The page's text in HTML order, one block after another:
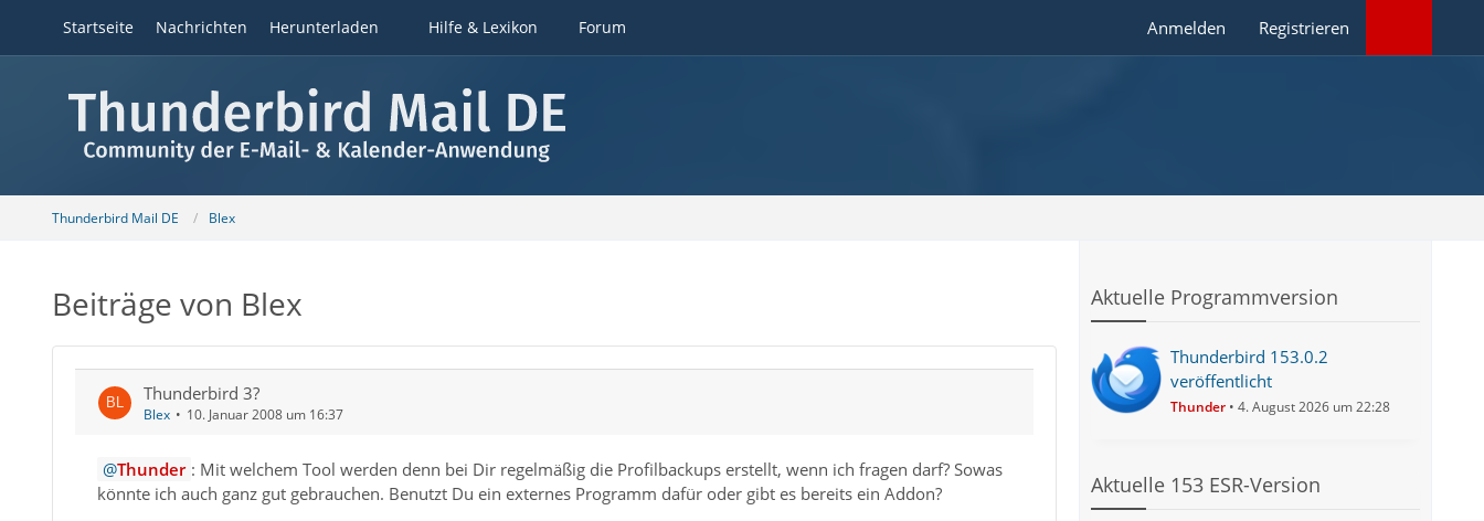
Startseite Nachrichten Herunterladen Hilfe & Lexikon Forum Anmelden Registrieren
Thunderbird Mail DE Blex
Beiträge von Blex
Thunderbird 3?
Blex 10. Januar 2008 um 16:37
Thunder : Mit welchem Tool werden denn bei Dir regelmäßig die Profilbackups erstellt, wenn ich fragen darf? Sowas
könnte ich auch ganz gut gebrauchen. Benutzt Du ein externes Programm dafür oder gibt es bereits ein Addon?
Aktuelle Programmversion
Thunderbird 153.0.2
veröffentlicht
Thunder 4. August 2026 um 22:28
Aktuelle 153 ESR-Version